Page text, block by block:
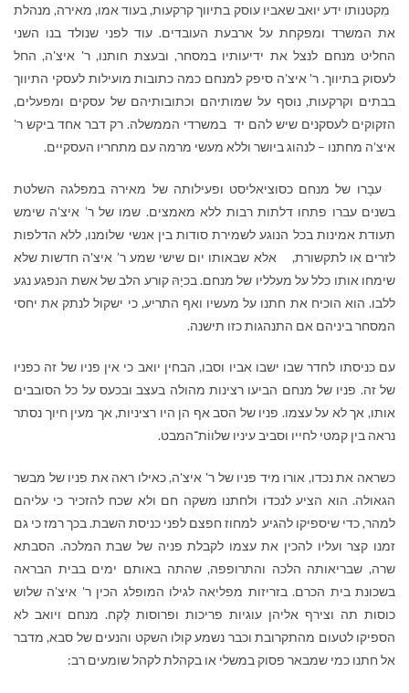
מִקטנותו ידע יואב שאביו עוסק בתיווך קרקעות, בעוד אמו, מאירה, מנהלת
את המשרד ומפקחת על ארבעת העובדים. עוד לפני שנולד בנו השני
החליט מנחם לנצל את ידיעותיו במסחר, ובעצת חותנו, ר' איצ'ה, החל
לעסוק בתיווך. ר' איצ'ה סיפק למנחם כמה כתובות מועילות לעסקי התיווך
בבתים וקרקעות, נוסף על שמותיהם וכתובותיהם של עסקים ומפעלים,
הזקוקים לעסקנים שיש להם יד במשרדי הממשלה. רק דבר אחד ביקש ר'
איצ'ה מחתנו – לנהוג ביושר וללא מעשי מרמה עם מתחריו העסקיים.
עבָרו של מנחם כסוציאליסט ופעילותה של מאירה במפלגה השלטת
בשנים עברו פתחו דלתות רבות ללא מאמצים. שמו של ר’ איצ'ה שימש
תעודת אמינות בכל הנוגע לשמירת סודות בין אנשי שלומנו, ללא הדלפות
לזרים או לתקשורת, אלא שבאותו יום שישי שמע ר’ איצ'ה חדשות שלא
שימחו אותו כלל על מעלליו של מנחם. בכיָהּ קורע הלב של אשת הנפגע נגע
ללבו. הוא הוכיח את חתנו על מעשיו ואף התריע, כי ישקול לנתק את יחסי
המסחר ביניהם אם התנהגות כזו תישנה.
עם כניסתו לחדר שבו ישבו אביו וסבו, הבחין יואב כי אין פניו של זה כפניו
של זה. פניו של מנחם הביעו רצינות מהולה בעצב ובכעס על כל הסובבים
אותו, אך לא על עצמו. פניו של הסב אף הן היו רציניות, אך מעין חיוך נסתר
נראה בין קמטי לחייו וסביב עיניו שלווֹת־המבט.
כשראה את נכדו, אורו מיד פניו של ר' איצ'ה, כאילו ראה את פניו של מבשר
הגאולה. הוא הציע לנכדו ולחתנו משקה חם ולא שכח להזכיר כי עליהם
למהר, כדי שיספיקו להגיע למחוז חפצם לפני כניסת השבת. בכך רמז כי גם
זמנו קצר ועליו להכין את עצמו לקבלת פניה של שבת המלכה. הסבתא
שרה, שבריאותה הלכה והתרופפה, שהתה באותם ימים בבית הבראה
בשכונת בית הכרם. בזריזות מפליאה לגילו המופלג הכין ר' איצ'ה שלוש
כוסות תה וצירף אליהן עוגיות פריכות ופרוסות לֶקח. מנחם ויואב לא
הספיקו לטעום מהתקרובת וכבר נשמע קולו השקט והנעים של סבא, מדבר
אל חתנו כמי שמבאר פסוק במשלי או בקהלת לקהל שומעים רב: